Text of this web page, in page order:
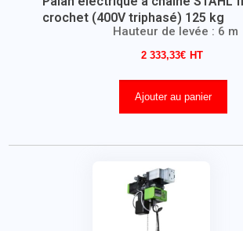
crochet (400V triphasé) 125 kg
Hauteur de levée : 6 m
2 333,33€
Ajouter au panier